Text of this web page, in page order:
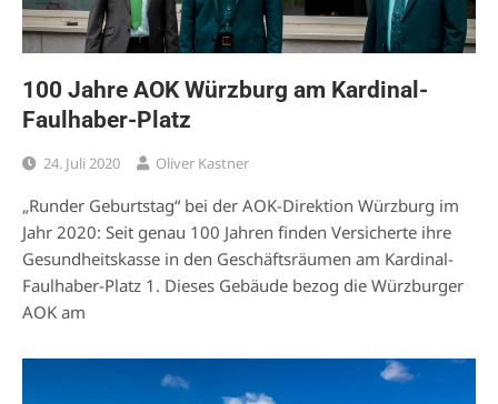
100 Jahre AOK Würzburg am Kardinal-
Faulhaber-Platz
24. Juli 2020 Oliver Kastner
„Runder Geburtstag“ bei der AOK-Direktion Würzburg im
Jahr 2020: Seit genau 100 Jahren finden Versicherte ihre
Gesundheitskasse in den Geschäftsräumen am Kardinal-
Faulhaber-Platz 1. Dieses Gebäude bezog die Würzburger
AOK am